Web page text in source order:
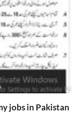
jobs in Pakistan